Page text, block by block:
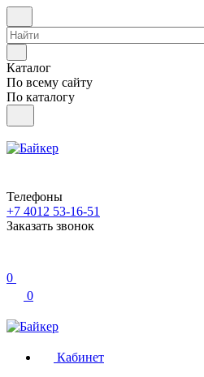
Каталог
По всему сайту
По каталогу
Телефоны
+7 4012 53-16-51
Заказать звонок
0
0
Кабинет